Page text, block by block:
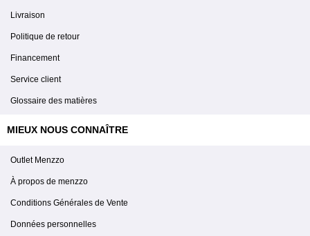
Livraison
Politique de retour
Financement
Service client
Glossaire des matières
MIEUX NOUS CONNAÎTRE
Outlet Menzzo
À propos de menzzo
Conditions Générales de Vente
Données personnelles